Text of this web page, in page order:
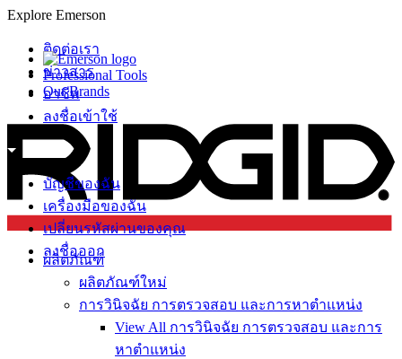
Explore Emerson
Professional Tools
Our Brands
ติดต่อเรา
ข่าวสาร
อาชีพ
ลงชื่อเข้าใช้
บัญชีของฉัน
เครื่องมือของฉัน
เปลี่ยนรหัสผ่านของคุณ
ลงชื่อออก
ผลิตภัณฑ์
ผลิตภัณฑ์ใหม่
การวินิจฉัย การตรวจสอบ และการหาตำแหน่ง
View All การวินิจฉัย การตรวจสอบ และการ
หาตำแหน่ง